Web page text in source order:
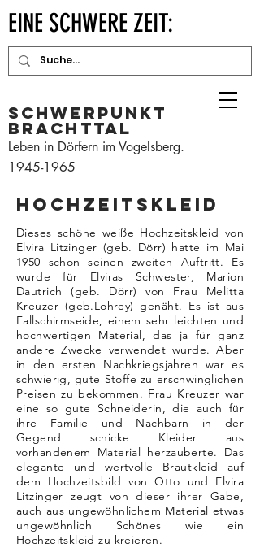
EINE SCHWERE ZEIT:
Leben in Dörfern im Vogelsberg.
1945-1965
Schwerpunkt
Brachttal
hochzeitskleid
Dieses schöne weiße Hochzeitskleid von
Elvira Litzinger (geb. Dörr) hatte im Mai
1950 schon seinen zweiten Auftritt. Es
wurde für Elviras Schwester, Marion
Dautrich (geb. Dörr) von Frau Melitta
Kreuzer (geb.Lohrey) genäht. Es ist aus
Fallschirmseide, einem sehr leichten und
hochwertigen Material, das ja für ganz
andere Zwecke verwendet wurde. Aber
in den ersten Nachkriegsjahren war es
schwierig, gute Stoffe zu erschwinglichen
Preisen zu bekommen. Frau Kreuzer war
eine so gute Schneiderin, die auch für
ihre Familie und Nachbarn in der
Gegend schicke Kleider aus
vorhandenem Material herzauberte. Das
elegante und wertvolle Brautkleid auf
dem Hochzeitsbild von Otto und Elvira
Litzinger zeugt von dieser ihrer Gabe,
auch aus ungewöhnlichem Material etwas
ungewöhnlich Schönes wie ein
Hochzeitskleid zu kreieren.